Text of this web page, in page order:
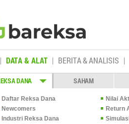
DATA & ALAT BERITA & ANALISIS
DANA SAHAM
Daftar Reksa Dana Nilai
Newcomers
Return
Industri Reksa Dana